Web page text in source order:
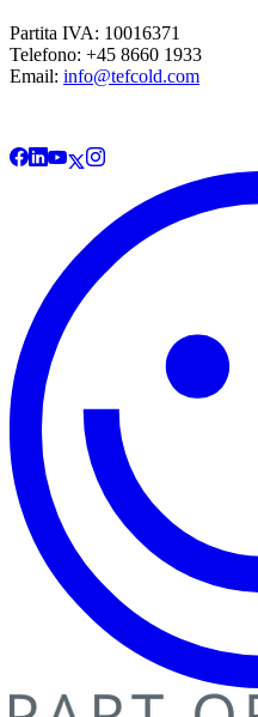
Partita IVA: 10016371
Telefono: +45 8660 1933
Email: info@tefcold.com